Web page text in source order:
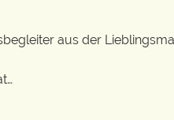
aus der